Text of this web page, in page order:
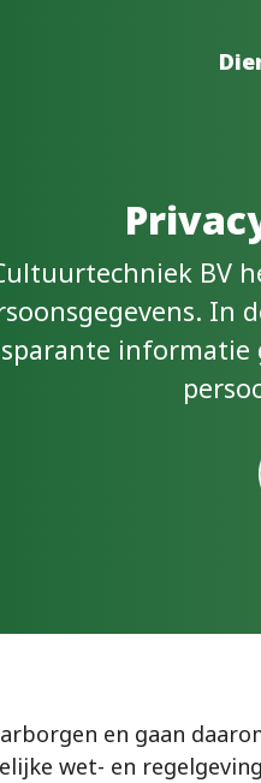
BV
In
informatie
en gaan
wet- en